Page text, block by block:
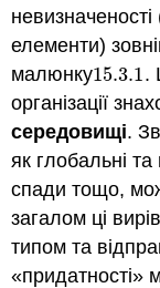
елементи)
малюнку15.3.1
15.3.1.
організації
середовищі.
як глобальні та
спади тощо,
загалом ці
типом та
«придатності»